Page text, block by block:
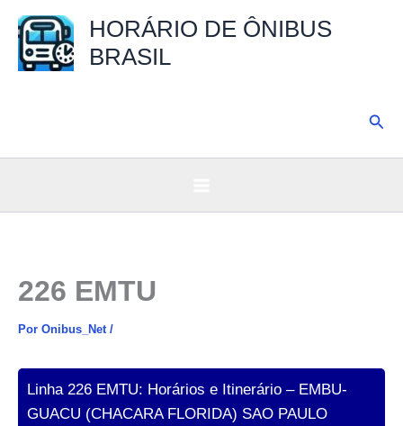
para
HORÁRIO DE ÔNIBUS
BRASIL
226 EMTU
Por Onibus_Net /
Linha 226 EMTU: Horários e Itinerário – EMBU-
GUACU (CHACARA FLORIDA) SAO PAULO